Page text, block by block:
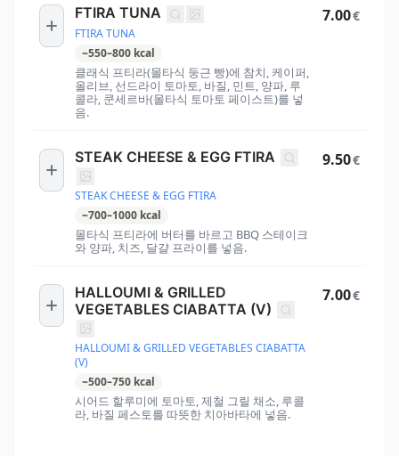
FTIRA TUNA
FTIRA TUNA
~550–800 kcal
클래식 프티라(몰타식 둥근 빵)에 참치, 케이퍼,
올리브, 선드라이 토마토, 바질, 민트, 양파, 루
콜라, 쿤세르바(몰타식 토마토 페이스트)를 넣
음.
7.00€
STEAK CHEESE & EGG FTIRA
STEAK CHEESE & EGG FTIRA
~700–1000 kcal
몰타식 프티라에 버터를 바르고 BBQ 스테이크
와 양파, 치즈, 달걀 프라이를 넣음.
9.50€
HALLOUMI & GRILLED
VEGETABLES CIABATTA (V)
HALLOUMI & GRILLED VEGETABLES CIABATTA
(V)
~500–750 kcal
시어드 할루미에 토마토, 제철 그릴 채소, 루콜
라, 바질 페스토를 따뜻한 치아바타에 넣음.
7.00€